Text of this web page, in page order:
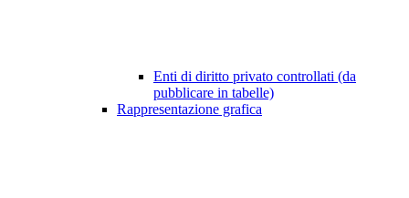
Enti di diritto privato controllati (da
pubblicare in tabelle)
Rappresentazione grafica